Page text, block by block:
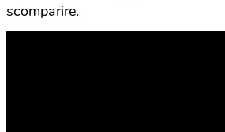
scomparire.